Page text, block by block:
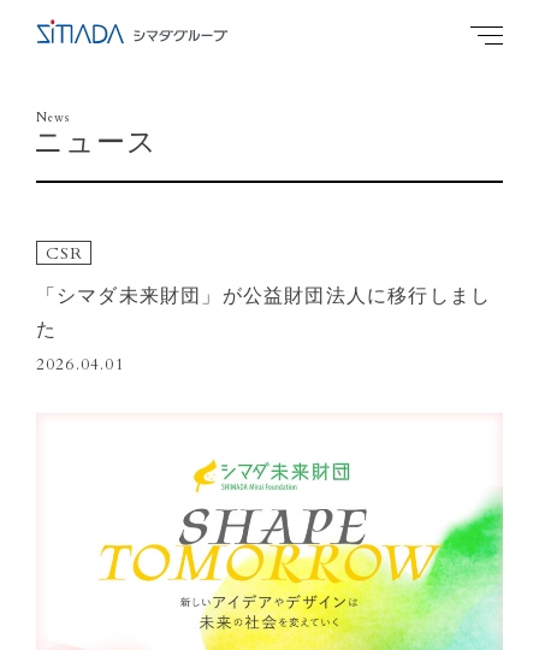
News
ニュース
CSR
「シマダ未来財団」が公益財団法人に移行しまし
た
2026.04.01